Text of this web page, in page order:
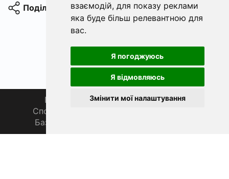
взаємодій, для показу реклами
яка буде більш релевантною для
вас.
Я погоджуюсь
Я відмовляюсь
Змінити мої налаштування
Поділитися
Головна Про нас
Магазин 🛒
Спортивна рибалка 🏆
База знань 📚